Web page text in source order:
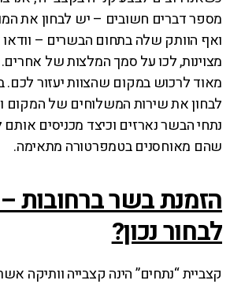
מספר דברים חשובים – יש לבחון את
ואף הוותק שלה בתחום הבשרים –
מצוינות, לכו על סמך המלצות של
מאוד לרכוש במקום שהצוות יעזור לכם.
לבחון את שירות המשלוחים של המקום
נתחי הבשר נארזים וכיצד מכניסים
שהם מאוחסנים בטמפרטורה מתאימה.
הזמנת בשר ברחובות
לבחור נכון?
קצביית “נתחים” הינה קצבייה וותיקה